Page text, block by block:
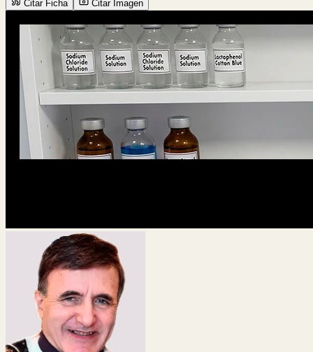
Citar Ficha Citar Imagen